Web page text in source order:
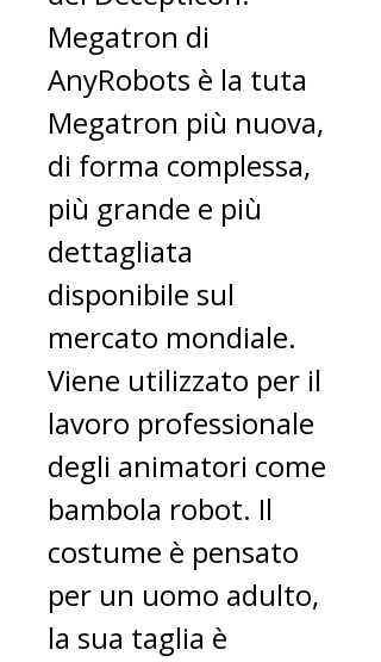
Megatron di
AnyRobots è la tuta
Megatron più nuova,
di forma complessa,
più grande e più
dettagliata
disponibile sul
mercato mondiale.
Viene utilizzato per il
lavoro professionale
degli animatori come
bambola robot. Il
costume è pensato
per un uomo adulto,
la sua taglia è